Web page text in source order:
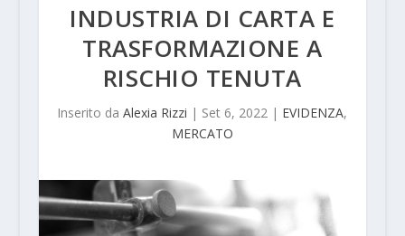
INDUSTRIA DI CARTA E
TRASFORMAZIONE A
RISCHIO TENUTA
Inserito daAlexia Rizzi | Set 6, 2022 | EVIDENZA,
MERCATO